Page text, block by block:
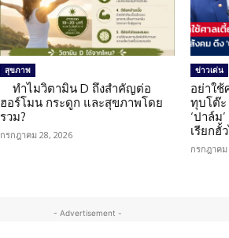
สุขภาพ
ทำไมวิตามิน D ถึงสำคัญต่อ
ฮอร์โมน กระดูก และสุขภาพโดย
รวม?
กรกฎาคม 28, 2026
ข่าวเด่น
อย่าใช้
ทุบโต๊
‘ปาล์ม
เรียกฮั้
กรกฎาคม
- Advertisement -